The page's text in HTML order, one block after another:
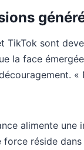
TikTok sont
la face
«
alimente une
force réside